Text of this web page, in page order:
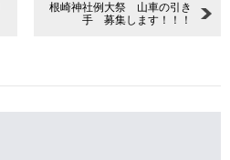
根崎神社例大祭 山車の引き
手 募集します！！！